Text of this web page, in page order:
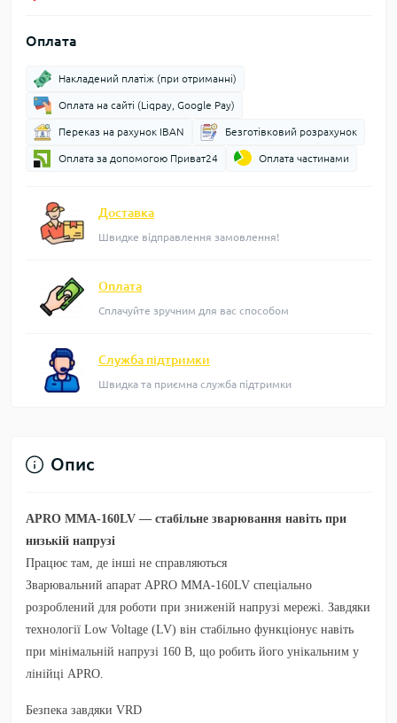
Оплата
Накладений платіж (при отриманні)
Оплата на сайті (Liqpay, Google Pay)
Переказ на рахунок IBAN Безготівковий розрахунок
Оплата за допомогою Приват24 Оплата частинами
Доставка
Швидке відправлення замовлення!
Оплата
Сплачуйте зручним для вас способом
Служба підтримки
Швидка та приємна служба підтримки
Опис
APRO MMA-160LV — стабільне зварювання навіть при
низькій напрузі
Працює там, де інші не справляються
Зварювальний апарат APRO MMA-160LV спеціально
розроблений для роботи при зниженій напрузі мережі. Завдяки
технології Low Voltage (LV) він стабільно функціонує навіть
при мінімальній напрузі 160 В, що робить його унікальним у
лінійці APRO.
Безпека завдяки VRD